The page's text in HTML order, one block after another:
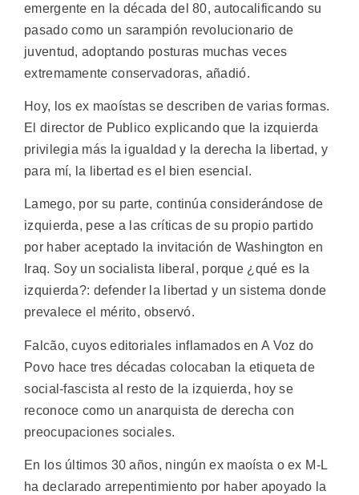
emergente en la década del 80, autocalificando su
pasado como un sarampión revolucionario de
juventud, adoptando posturas muchas veces
extremamente conservadoras, añadió.
Hoy, los ex maoístas se describen de varias formas.
El director de Publico explicando que la izquierda
privilegia más la igualdad y la derecha la libertad, y
para mí, la libertad es el bien esencial.
Lamego, por su parte, continúa considerándose de
izquierda, pese a las críticas de su propio partido
por haber aceptado la invitación de Washington en
Iraq. Soy un socialista liberal, porque ¿qué es la
izquierda?: defender la libertad y un sistema donde
prevalece el mérito, observó.
Falcão, cuyos editoriales inflamados en A Voz do
Povo hace tres décadas colocaban la etiqueta de
social-fascista al resto de la izquierda, hoy se
reconoce como un anarquista de derecha con
preocupaciones sociales.
En los últimos 30 años, ningún ex maoísta o ex M-L
ha declarado arrepentimiento por haber apoyado la